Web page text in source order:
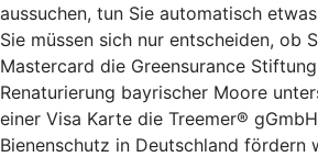
aussuchen, tun Sie automatisch
Sie müssen sich nur entscheiden, ob
Mastercard die Greensurance
Renaturierung bayrischer Moore
einer Visa Karte die Treemer®
Bienenschutz in Deutschland fördern